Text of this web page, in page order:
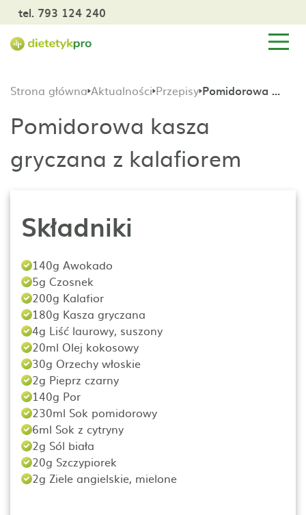
tel. 793 124 240
Strona główna Aktualności Przepisy Pomidorowa kasza gryczana z kalafiorem
Pomidorowa kasza
gryczana z kalafiorem
Składniki
140g Awokado
5g Czosnek
200g Kalafior
180g Kasza gryczana
4g Liść laurowy, suszony
20ml Olej kokosowy
30g Orzechy włoskie
2g Pieprz czarny
140g Por
230ml Sok pomidorowy
6ml Sok z cytryny
2g Sól biała
20g Szczypiorek
2g Ziele angielskie, mielone